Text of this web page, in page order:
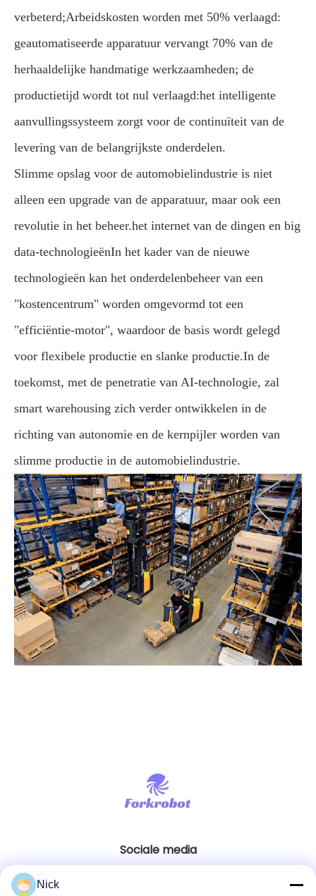
verbeterd;Arbeidskosten worden met 50% verlaagd:
geautomatiseerde apparatuur vervangt 70% van de
herhaaldelijke handmatige werkzaamheden; de
productietijd wordt tot nul verlaagd:het intelligente
aanvullingssysteem zorgt voor de continuïteit van de
levering van de belangrijkste onderdelen.
Slimme opslag voor de automobielindustrie is niet
alleen een upgrade van de apparatuur, maar ook een
revolutie in het beheer.het internet van de dingen en big
data-technologieënIn het kader van de nieuwe
technologieën kan het onderdelenbeheer van een
"kostencentrum" worden omgevormd tot een
"efficiëntie-motor", waardoor de basis wordt gelegd
voor flexibele productie en slanke productie.In de
toekomst, met de penetratie van AI-technologie, zal
smart warehousing zich verder ontwikkelen in de
richting van autonomie en de kernpijler worden van
slimme productie in de automobielindustrie.
Sociale media
Nick